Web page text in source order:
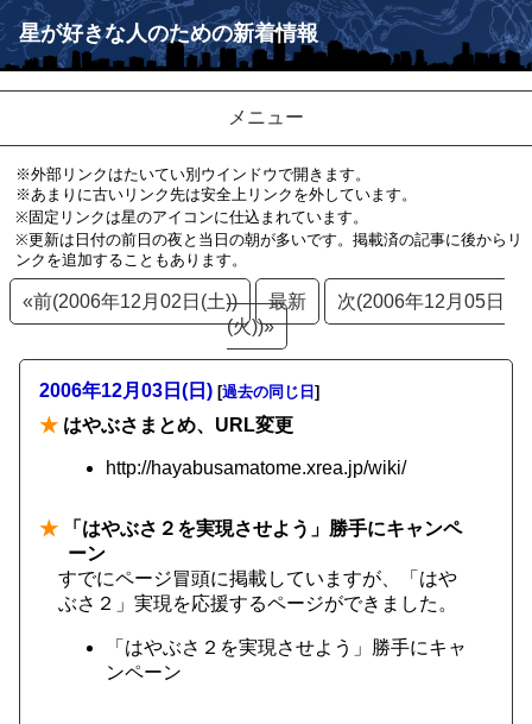
星が好きな人のための新着情報
メニュー
※外部リンクはたいてい別ウインドウで開きます。
※あまりに古いリンク先は安全上リンクを外しています。
※固定リンクは星のアイコンに仕込まれています。
※更新は日付の前日の夜と当日の朝が多いです。掲載済の記事に後からリ
ンクを追加することもあります。
«前(2006年12月02日(土)) 最新
次(2006年12月05日
(火))»
2006年12月03日(日) [過去の同じ日 ]
★ はやぶさまとめ、URL変更
http://hayabusamatome.xrea.jp/wiki/
★ 「はやぶさ２を実現させよう」勝手にキャンペ
ーン
すでにページ冒頭に掲載していますが、「はや
ぶさ２」実現を応援するページができました。
「はやぶさ２を実現させよう」勝手にキャ
ンペーン